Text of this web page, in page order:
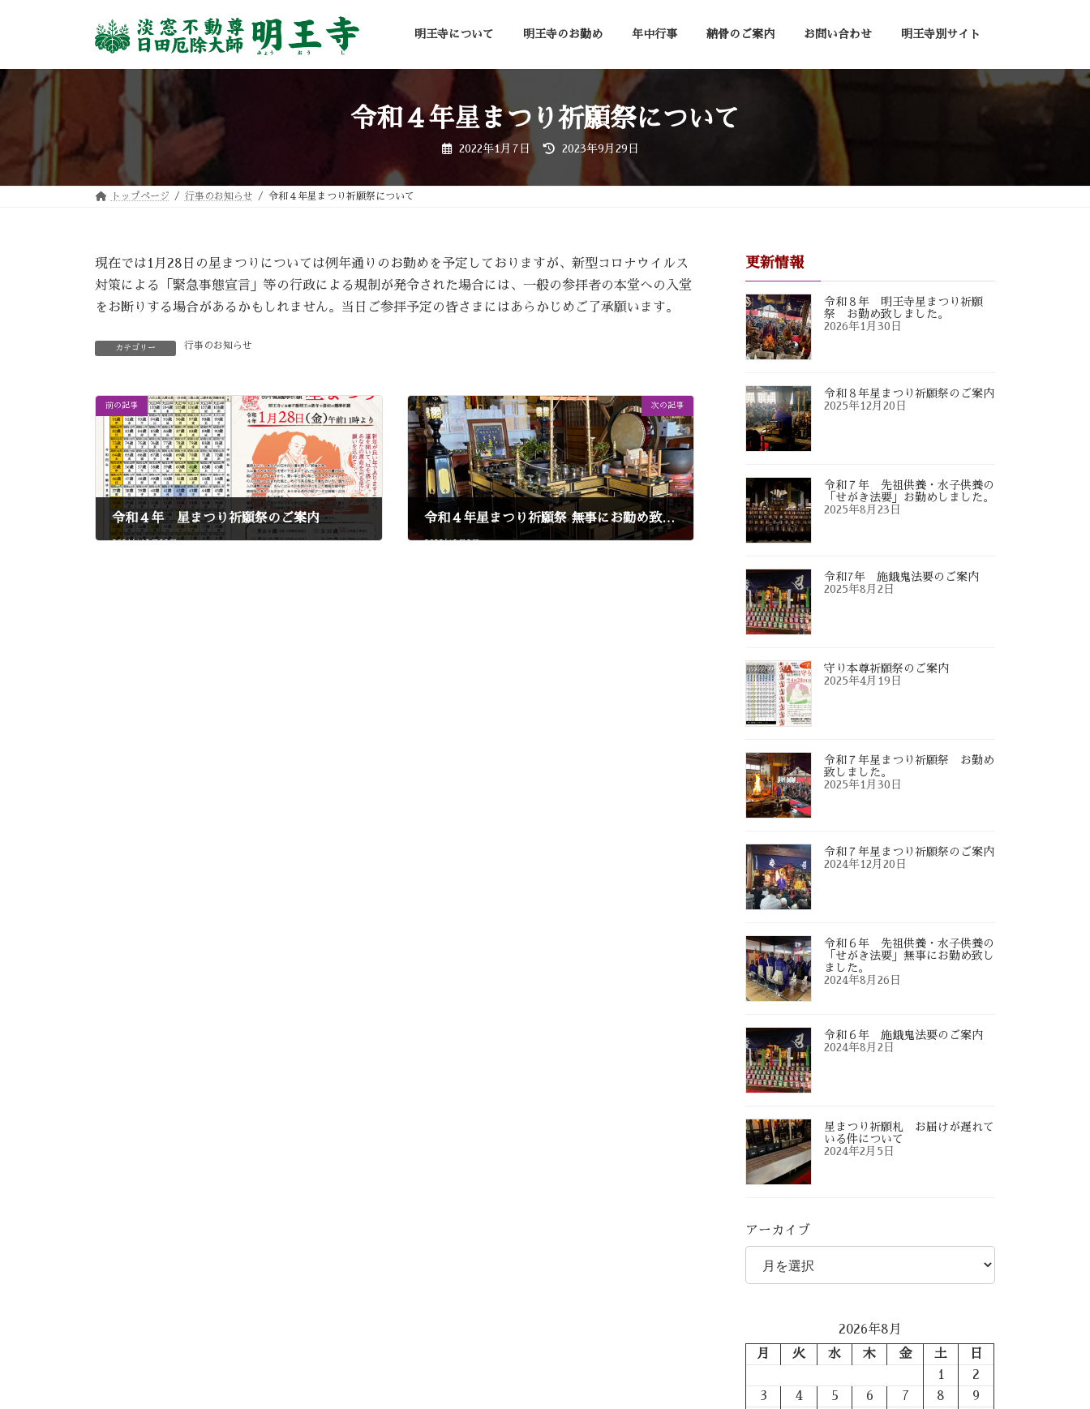
へ
ス
ョ
ン
明王寺について 明王寺のお勤め 年中行事 納骨のご案内 お問い合わせ 明王寺別サイト
令和４年星まつり祈願祭について
2022年1月7日
最
2023年9月29日
トップページ 行事のお知らせ 令和４年星まつり祈願祭について
現在では1月28日の星まつりについては例年通りのお勤めを予定しておりますが、新型コロナウイルス
対策による「緊急事態宣言」等の行政による規制が発令された場合には、一般の参拝者の本堂への入堂
をお断りする場合があるかもしれません。当日ご参拝予定の皆さまにはあらかじめご了承願います。
カテゴリー 行事のお知らせ
前の記事
令和４年 星まつり祈願祭のご案内
2021年12月23日
次の記事
令和４年星まつり祈願祭 無事にお勤め致しました。
2022年2月2日
更新情報
令和８年 明王寺星まつり祈願
祭 お勤め致しました。
2026年1月30日
令和８年星まつり祈願祭のご案内
2025年12月20日
令和７年 先祖供養・水子供養の
「せがき法要」お勤めしました。
2025年8月23日
令和7年 施餓鬼法要のご案内
2025年8月2日
守り本尊祈願祭のご案内
2025年4月19日
令和７年星まつり祈願祭 お勤め
致しました。
2025年1月30日
令和７年星まつり祈願祭のご案内
2024年12月20日
令和６年 先祖供養・水子供養の
「せがき法要」無事にお勤め致し
ました。
2024年8月26日
令和６年 施餓鬼法要のご案内
2024年8月2日
星まつり祈願札 お届けが遅れて
いる件について
2024年2月5日
アーカイブ
2026年8月
月
火 水 木 金 土
日
1
2
3
4 5 6 7 8
9